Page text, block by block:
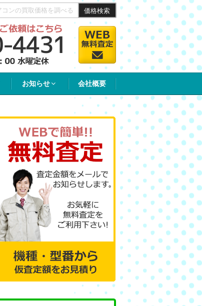
価格検索
お知らせ 会社概要